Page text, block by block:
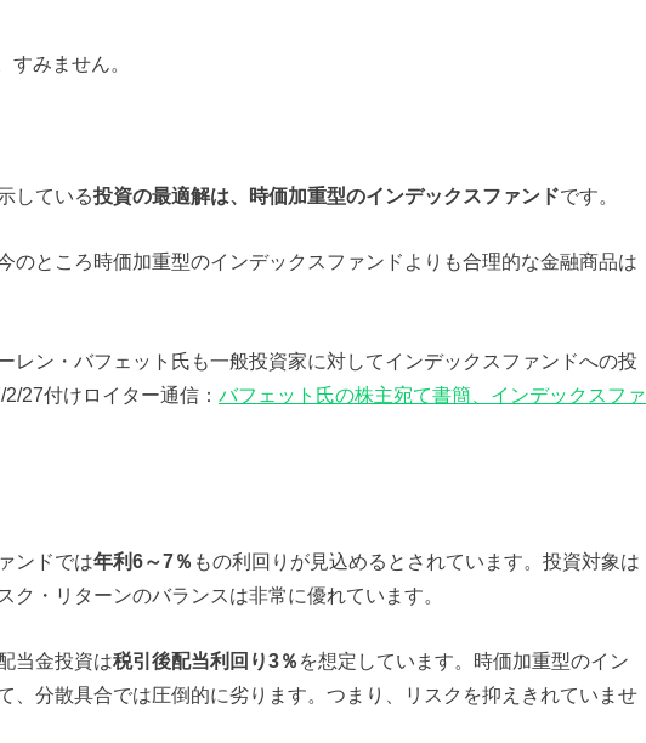
みません。
している投資の最適解は、時価加重型のインデックスファンドです。
のところ時価加重型のインデックスファンドよりも合理的な金融商品は
レン・バフェット氏も一般投資家に対してインデックスファンドへの投
27付けロイター通信： バフェット氏の株主宛て書簡、インデックスファ
ンドでは年利6～7％ もの利回りが見込めるとされています。投資対象は
ク・リターンのバランスは非常に優れています。
当金投資は税引後配当利回り3％ を想定しています。時価加重型のイン
、分散具合では圧倒的に劣ります。つまり、リスクを抑えきれていませ